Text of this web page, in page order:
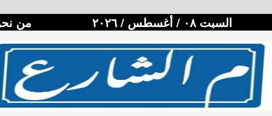
السبت ٠٨ / أغسطس / ٢٠٢٦ من